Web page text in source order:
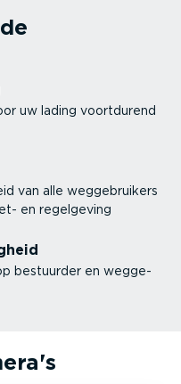
uw lading voortdurend
van alle wegge­bruikers
en regelgeving
bestuurder en wegge­